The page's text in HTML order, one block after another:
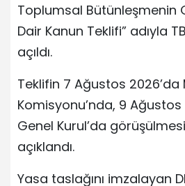
Toplumsal Bütünleşmenin
Dair Kanun Teklifi” adıyla
açıldı.
Teklifin 7 Ağustos
Komisyonu’nda, 9 Ağustos
Genel Kurul’da
açıklandı.
Yasa taslağını imzalayan